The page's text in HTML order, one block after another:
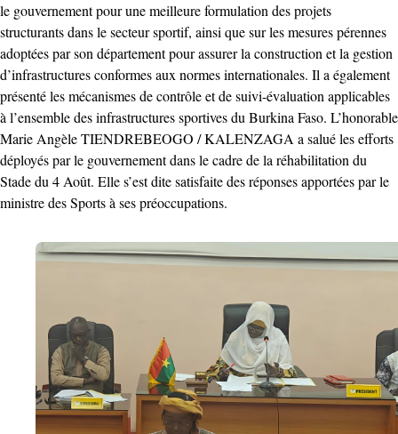
le gouvernement pour une meilleure formulation des projets
structurants dans le secteur sportif, ainsi que sur les mesures pérennes
adoptées par son département pour assurer la construction et la gestion
d’infrastructures conformes aux normes internationales. Il a également
présenté les mécanismes de contrôle et de suivi-évaluation applicables
à l’ensemble des infrastructures sportives du Burkina Faso. L’honorable
Marie Angèle TIENDREBEOGO / KALENZAGA a salué les efforts
déployés par le gouvernement dans le cadre de la réhabilitation du
Stade du 4 Août. Elle s’est dite satisfaite des réponses apportées par le
ministre des Sports à ses préoccupations.